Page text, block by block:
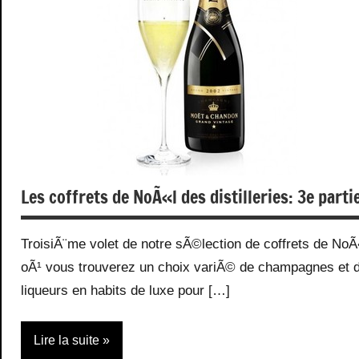
Les coffrets de NoÃ«l des distilleries: 3e
TroisiÃ¨me volet de notre sÃ©lection de coffrets de
oÃ¹ vous trouverez un choix variÃ© de champagnes et
liqueurs en habits de luxe pour […]
Lire la suite